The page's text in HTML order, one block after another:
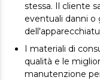
stessa. Il cliente
eventuali danni o
I materiali di
qualità e le
manutenzione